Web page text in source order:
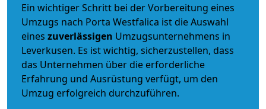
Ein wichtiger Schritt bei der Vorbereitung eines
Umzugs nach Porta Westfalica ist die Auswahl
eines zuverlässigen Umzugsunternehmens in
Leverkusen. Es ist wichtig, sicherzustellen, dass
das Unternehmen über die erforderliche
Erfahrung und Ausrüstung verfügt, um den
Umzug erfolgreich durchzuführen.